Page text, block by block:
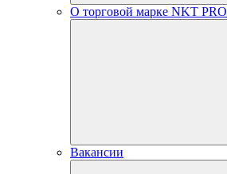
О торговой марке NKT PRO
Вакансии